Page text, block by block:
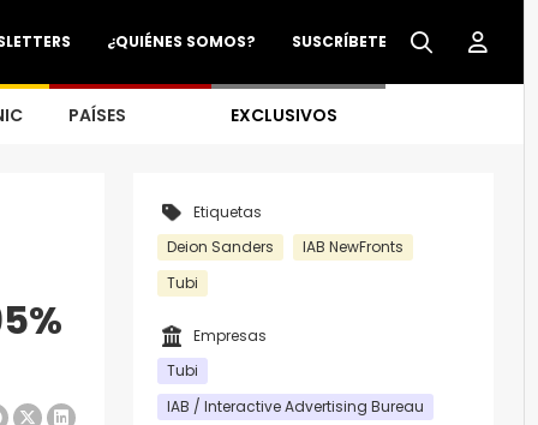
SUSCRÍBETE
¿QUIÉNES SOMOS?
PAÍSES EXCLUSIVOS
Etiquetas
Deion Sanders
IAB NewFronts
Tubi
Empresas
Tubi
IAB / Interactive Advertising Bureau